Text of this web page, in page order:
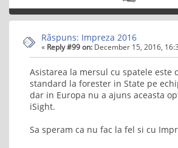
Rãspuns: Impreza 2016
« Reply #99 on: December 15, 2016,
Asistarea la mersul cu spatele este
standard la forester in State pe
dar in Europa nu a ajuns aceasta
iSight.
Sa speram ca nu fac la fel si cu